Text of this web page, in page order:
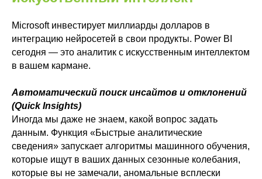
Microsoft инвестирует миллиарды долларов в
интеграцию нейросетей в свои продукты. Power BI
сегодня — это аналитик с искусственным интеллектом
в вашем кармане.
Автоматический поиск инсайтов и отклонений
(Quick Insights)
Иногда мы даже не знаем, какой вопрос задать
данным. Функция «Быстрые аналитические
сведения» запускает алгоритмы машинного обучения,
которые ищут в ваших данных сезонные колебания,
которые вы не замечали, аномальные всплески